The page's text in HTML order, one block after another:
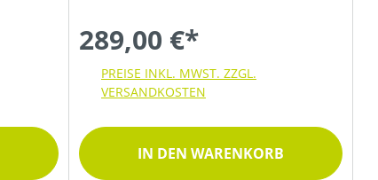
289,00 €*
PREISE INKL. MWST. ZZGL.
VERSANDKOSTEN
IN DEN WARENKORB